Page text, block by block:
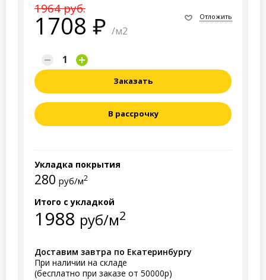
1964 руб.
1708 /м2
Отложить
Заказать
В рассрочку
Укладка покрытия
280 руб/м2
Итого с укладкой
1988 руб/м2
Доставим завтра по Екатеринбургу
При наличии на складе
(бесплатно при заказе от 50000р)